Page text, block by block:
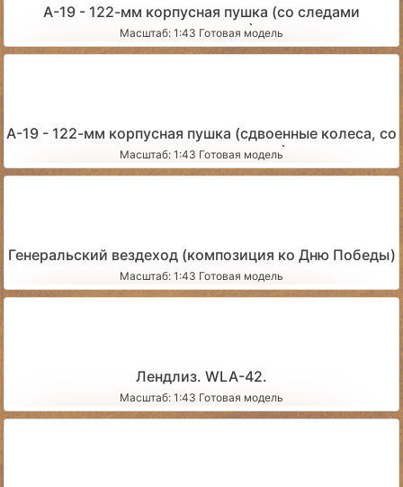
А-19 - 122-мм корпусная пушка (со следами
эксплуатации)
Масштаб: 1:43 Готовая модель
А-19 - 122-мм корпусная пушка (сдвоенные колеса, со
следами эксплуатации)
Масштаб: 1:43 Готовая модель
Генеральский вездеход (композиция ко Дню Победы)
Масштаб: 1:43 Готовая модель
Лендлиз. WLA-42.
Масштаб: 1:43 Готовая модель